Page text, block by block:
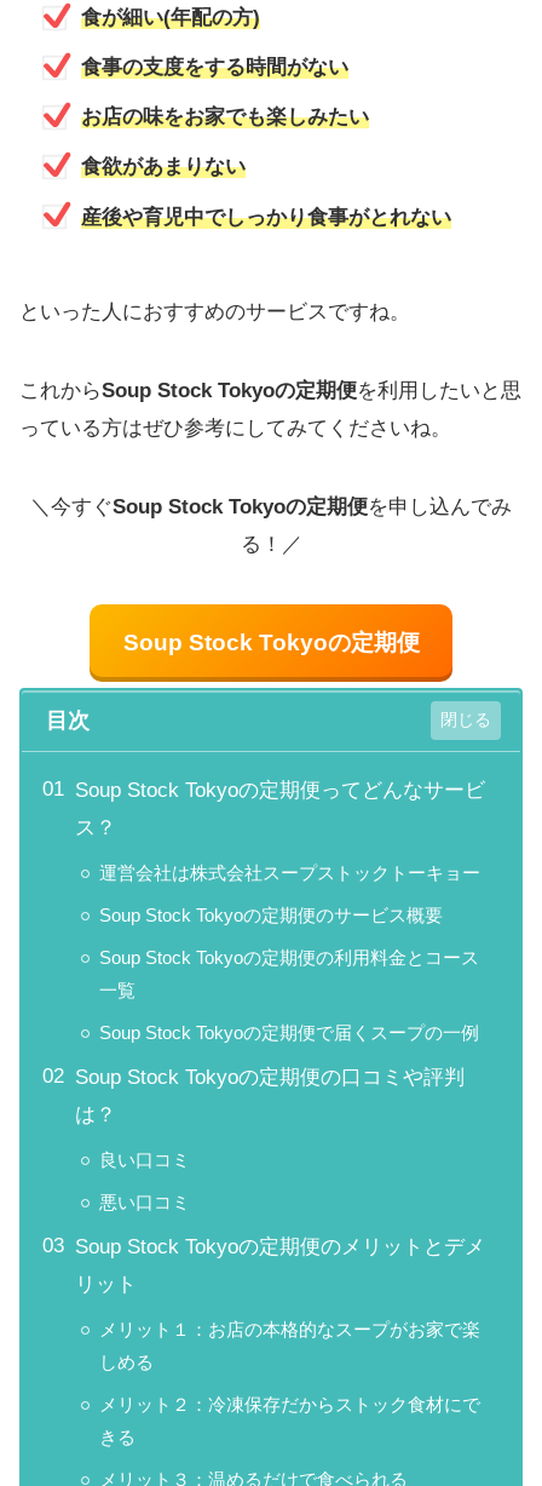
食が細い(年配の方)
食事の支度をする時間がない
お店の味をお家でも楽しみたい
食欲があまりない
産後や育児中でしっかり食事がとれない
といった人におすすめのサービスですね。
これからSoup Stock Tokyoの定期便を利用したいと思
っている方はぜひ参考にしてみてくださいね。
＼今すぐSoup Stock Tokyoの定期便を申し込んでみ
る！／
Soup Stock Tokyoの定期便
目次
Soup Stock Tokyoの定期便ってどんなサービ
ス？
運営会社は株式会社スープストックトーキョー
Soup Stock Tokyoの定期便のサービス概要
Soup Stock Tokyoの定期便の利用料金とコース
一覧
Soup Stock Tokyoの定期便で届くスープの一例
Soup Stock Tokyoの定期便の口コミや評判
は？
良い口コミ
悪い口コミ
Soup Stock Tokyoの定期便のメリットとデメ
リット
メリット１：お店の本格的なスープがお家で楽
しめる
メリット２：冷凍保存だからストック食材にで
きる
メリット３：温めるだけで食べられる